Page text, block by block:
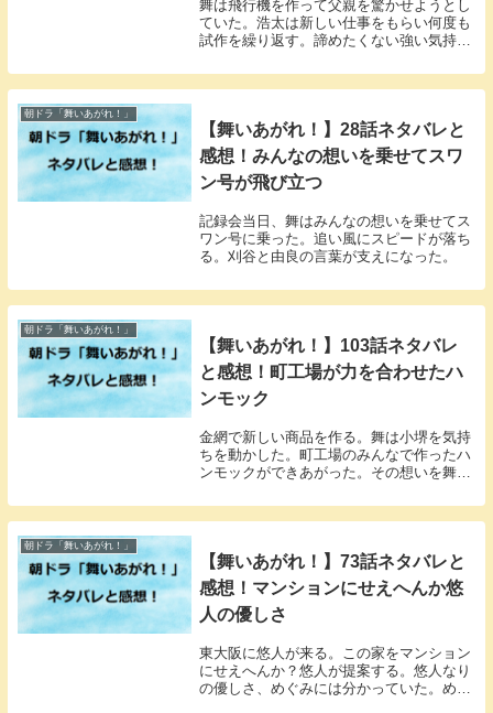
舞は飛行機を作って父親を驚かせようとし
ていた。浩太は新しい仕事をもらい何度も
試作を繰り返す。諦めたくない強い気持ち
朝ドラ「舞いあがれ！」
【舞いあがれ！】28話ネタバレと
感想！みんなの想いを乗せてスワ
ン号が飛び立つ
記録会当日、舞はみんなの想いを乗せてス
ワン号に乗った。追い風にスピードが落ち
る。刈谷と由良の言葉が支えになった。
朝ドラ「舞いあがれ！」
【舞いあがれ！】103話ネタバレ
と感想！町工場が力を合わせたハ
ンモック
金網で新しい商品を作る。舞は小堺を気持
ちを動かした。町工場のみんなで作ったハ
ンモックができあがった。その想いを舞が
朝ドラ「舞いあがれ！」
【舞いあがれ！】73話ネタバレと
感想！マンションにせえへんか悠
人の優しさ
東大阪に悠人が来る。この家をマンション
にせえへんか？悠人が提案する。悠人なり
の優しさ、めぐみには分かっていた。めぐ